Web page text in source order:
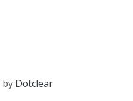
by Dotclear